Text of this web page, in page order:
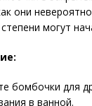
они
могут
бомбочки для
в ванной.